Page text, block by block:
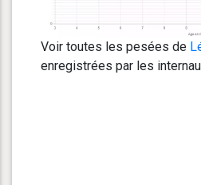
Voir toutes les pesées de
enregistrées par les